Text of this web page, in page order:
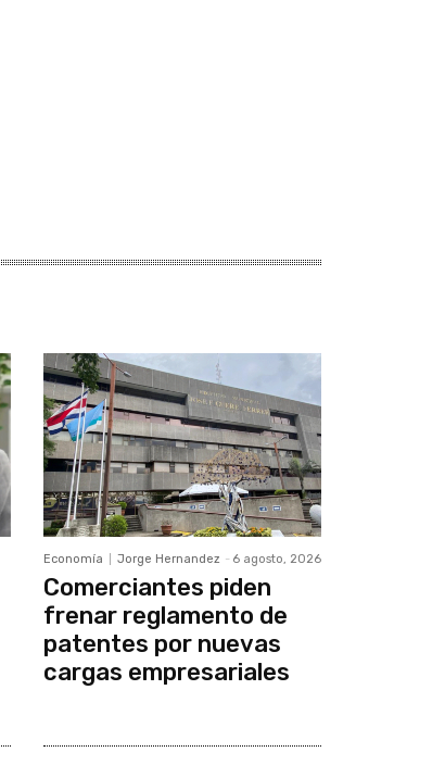
Economía Jorge Hernandez - 6 agosto, 2026
Comerciantes piden
frenar reglamento de
patentes por nuevas
cargas empresariales